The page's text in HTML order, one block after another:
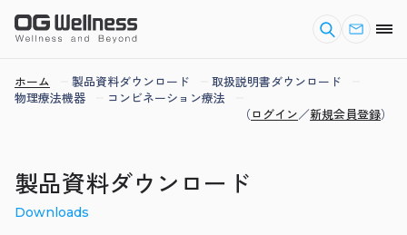
ホーム 製品資料ダウンロード
取扱説明書ダウンロード
物理療法機器
コンビネーション療法
（ログイン／新規会員登録）
製品資料ダウンロード
Downloads